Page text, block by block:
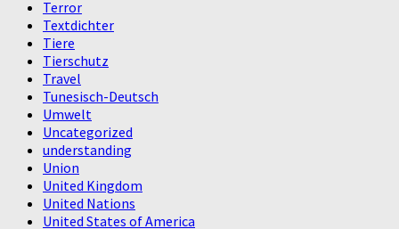
Terror
Textdichter
Tiere
Tierschutz
Travel
Tunesisch-Deutsch
Umwelt
Uncategorized
understanding
Union
United Kingdom
United Nations
United States of America